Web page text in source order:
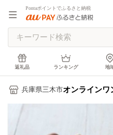
Pontaポイントでふるさと納税
返礼品 ランキング 地
兵庫県三木市オンラインワ